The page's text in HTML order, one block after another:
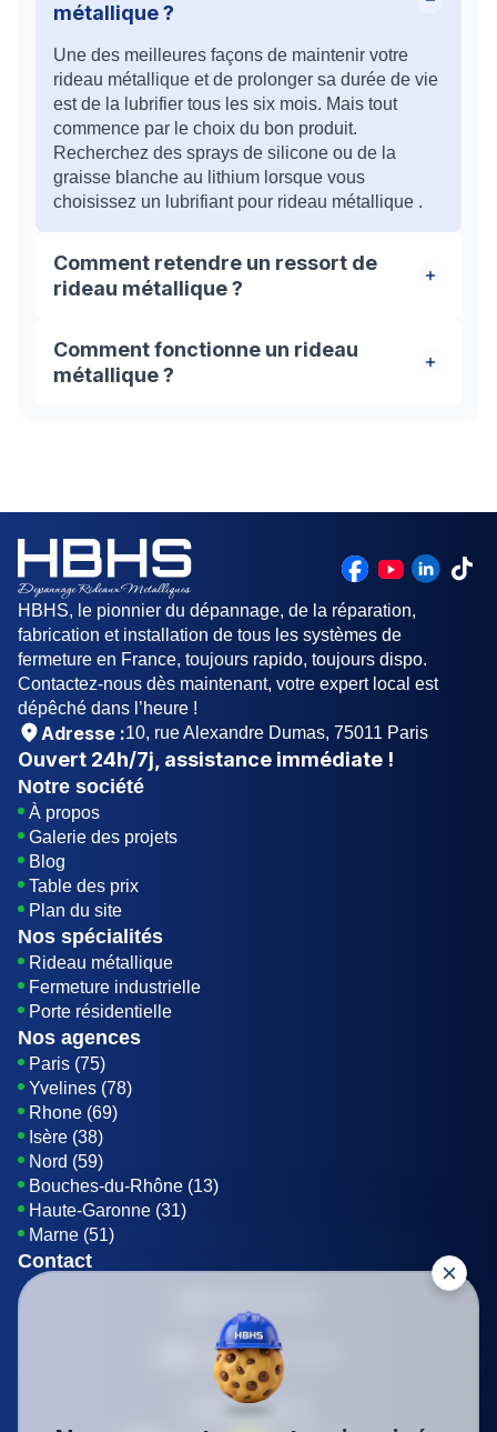
métallique ?
Une des meilleures façons de maintenir votre
rideau métallique et de prolonger sa durée de vie
est de la lubrifier tous les six mois. Mais tout
commence par le choix du bon produit.
Recherchez des sprays de silicone ou de la
graisse blanche au lithium lorsque vous
choisissez un lubrifiant pour rideau métallique .
Comment retendre un ressort de
rideau métallique ?
Pour tendre ou retendre le volet, il faut faire
pivoter l’axe dans le sens de la descente de la
grille. En effectuant ce mouvement, vous allez
Comment fonctionne un rideau
métallique ?
HBHS, le pionnier du dépannage, de la réparation,
fabrication et installation de tous les systèmes de
fermeture en France, toujours rapido, toujours dispo.
Contactez-nous dès maintenant, votre expert local est
dépêché dans l’heure !
Adresse :10, rue Alexandre Dumas, 75011 Paris
Ouvert 24h/7j , assistance immédiate !
Notre société
À propos
Galerie des projets
Blog
Table des prix
Plan du site
Nos spécialités
Rideau métallique
Fermeture industrielle
Porte résidentielle
Nos agences
Paris (75)
Yvelines (78)
Rhone (69)
Isère (38)
Nord (59)
Bouches-du-Rhône (13)
Haute-Garonne (31)
Marne (51)
Contact
Envoyer un E-mail
Être rappelé